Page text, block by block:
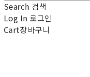
Search 검색
Log In 로그인
Cart장바구니